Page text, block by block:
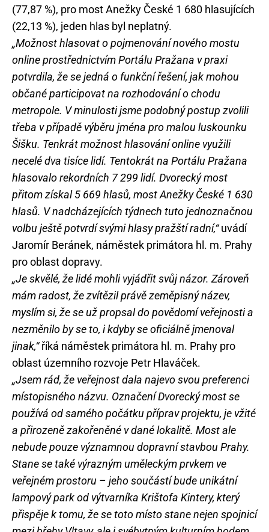
(77,87 %), pro most Anežky České 1 680 hlasujících
(22,13 %), jeden hlas byl neplatný.
„Možnost hlasovat o pojmenování nového mostu
online prostřednictvím Portálu Pražana v praxi
potvrdila, že se jedná o funkční řešení, jak mohou
občané participovat na rozhodování o chodu
metropole. V minulosti jsme podobný postup zvolili
třeba v případě výběru jména pro malou luskounku
Šišku. Tenkrát možnost hlasování online využili
necelé dva tisíce lidí. Tentokrát na Portálu Pražana
hlasovalo rekordních 7 299 lidí. Dvorecký most
přitom získal 5 669 hlasů, most Anežky České 1 630
hlasů. V nadcházejících týdnech tuto jednoznačnou
volbu ještě potvrdí svými hlasy pražští radní,“uvádí
Jaromír Beránek, náměstek primátora hl. m. Prahy
pro oblast dopravy.
„Je skvělé, že lidé mohli vyjádřit svůj názor. Zároveň
mám radost, že zvítězil právě zeměpisný název,
myslím si, že se už propsal do povědomí veřejnosti a
nezměnilo by se to, i kdyby se oficiálně jmenoval
jinak,“říká náměstek primátora hl. m. Prahy pro
oblast územního rozvoje Petr Hlaváček.
„Jsem rád, že veřejnost dala najevo svou preferenci
místopisného názvu. Označení Dvorecký most se
používá od samého počátku příprav projektu, je vžité
a přirozeně zakořeněné v dané lokalitě. Most ale
nebude pouze významnou dopravní stavbou Prahy.
Stane se také výrazným uměleckým prvkem ve
veřejném prostoru – jeho součástí bude unikátní
lampový park od výtvarníka Krištofa Kintery, který
přispěje k tomu, že se toto místo stane nejen spojnicí